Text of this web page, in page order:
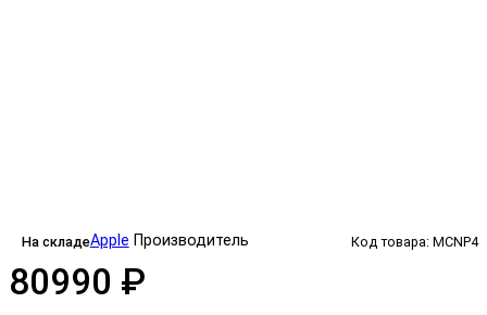
На складе Код товара: MCNP4
Apple Производитель
80990 ₽